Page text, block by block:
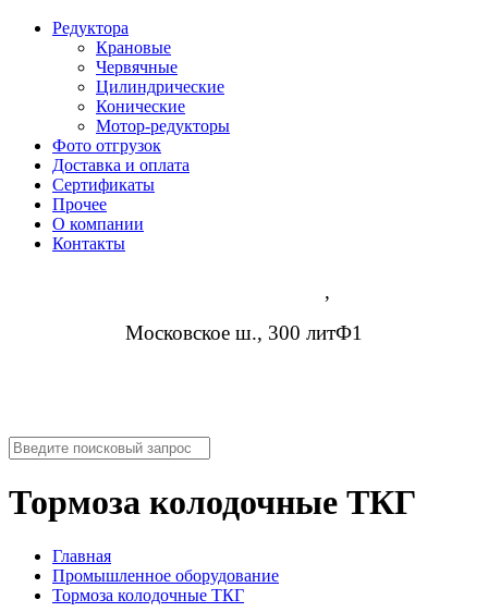
Редуктора
Крановые
Червячные
Цилиндрические
Конические
Мотор-редукторы
Фото отгрузок
Доставка и оплата
Сертификаты
Прочее
О компании
Контакты
,
Московское ш., 300 литФ1
Тормоза колодочные ТКГ
Главная
Промышленное оборудование
Тормоза колодочные ТКГ